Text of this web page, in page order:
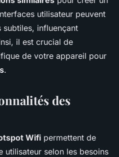
utilisateur peuvent
subtiles, influençant
il est crucial de
de votre appareil pour
.
des
Wifi permettent de
utilisateur selon les besoins